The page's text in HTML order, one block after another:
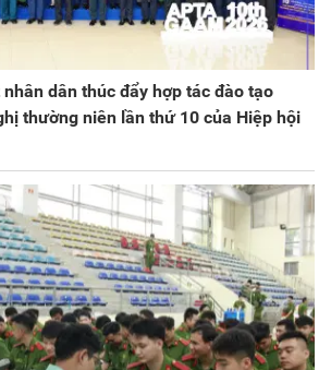
nhân dân thúc đẩy hợp tác đào tạo
thường niên lần thứ 10 của Hiệp hội